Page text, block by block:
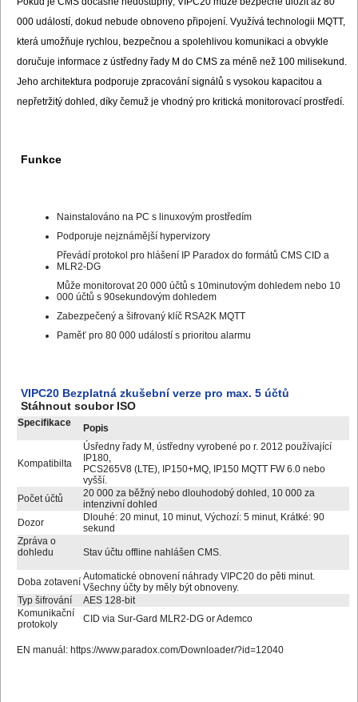
000 událostí, dokud nebude obnoveno připojení. Využívá technologii MQTT,
která umožňuje rychlou, bezpečnou a spolehlivou komunikaci a obvykle
doručuje informace z ústředny řady M do CMS za méně než 100 milisekund.
Jeho architektura podporuje zpracování signálů s vysokou kapacitou a
nepřetržitý dohled, díky čemuž je vhodný pro kritická monitorovací prostředí.
Funkce
Nainstalováno na PC s linuxovým prostředím
Podporuje nejznámější hypervizory
Převádí protokol pro hlášení IP Paradox do formátů CMS CID a
MLR2-DG
Může monitorovat 20 000 účtů s 10minutovým dohledem nebo 10
000 účtů s 90sekundovým dohledem
Zabezpečený a šifrovaný klíč RSA2K MQTT
Paměť pro 80 000 událostí s prioritou alarmu
VIPC20 Bezplatná zkušební verze pro max. 5 účtů
Stáhnout soubor ISO
Specifikace Popis
Kompatibilta
Úsředny řady M, ústředny vyrobené po r. 2012 používající
IP180,
PCS265V8 (LTE), IP150+MQ, IP150 MQTT FW 6.0 nebo
vyšší.
Počet účtů
20 000 za běžný nebo dlouhodobý dohled, 10 000 za
intenzivní dohled
Dozor
Dlouhé: 20 minut, 10 minut, Výchozí: 5 minut, Krátké: 90
sekund
Zpráva o
dohledu
Stav účtu offline nahlášen CMS.
Doba zotavení Automatické obnovení náhrady VIPC20 do pěti minut.
Všechny účty by měly být obnoveny.
Typ šifrování
AES 128-bit
Komunikační
protokoly
CID via Sur-Gard MLR2-DG or Ademco
EN manuál: https://www.paradox.com/Downloader/?id=12040